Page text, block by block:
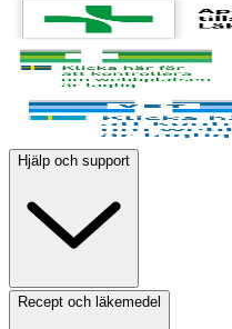
Hjälp och support
Recept och läkemedel